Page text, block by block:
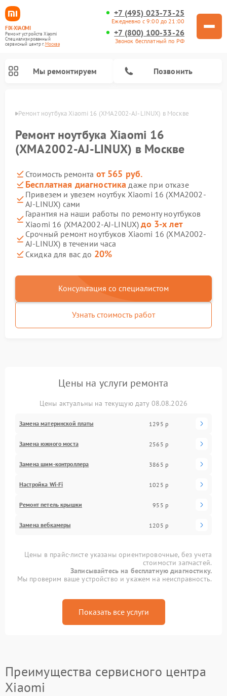
FIX-XIAOMI
Ремонт устройств Xiaomi
Специализированный
cервисный центр г.Москва
+7 (495) 023-73-25
Ежедневно с 9:00 до 21:00
+7 (800) 100-33-26
Звонок бесплатный по РФ
Мы ремонтируем Позвонить
Ремонт ноутбука Xiaomi 16 (XMA2002-AJ-LINUX) в Москве
Ремонт ноутбука Xiaomi 16
(XMA2002-AJ-LINUX) в Москве
Стоимость ремонта от 565 руб.
Бесплатная диагностика даже при отказе
Привезем и увезем ноутбук Xiaomi 16 (XMA2002-
AJ-LINUX) сами
Гарантия на наши работы по ремонту ноутбуков
Xiaomi 16 (XMA2002-AJ-LINUX)до 3-х лет
Срочный ремонт ноутбуков Xiaomi 16 (XMA2002-
AJ-LINUX) в течении часа
Скидка для вас до 20%
Консультация со специалистом
Узнать стоимость работ
Цены на услуги ремонта
Цены актуальны на текущую дату 08.08.2026
Замена материнской платы 1295 р
Замена южного моста 2565 р
Замена шим-контроллера 3865 р
Настройка Wi-Fi 1025 р
Ремонт петель крышки 955 р
Замена вебкамеры 1205 р
Цены в прайс-листе указаны ориентировочные, без учета
стоимости запчастей.
Записывайтесь на бесплатную диагностику.
Мы проверим ваше устройство и укажем на неисправность.
Показать все услуги
Преимущества сервисного центра
Xiaomi